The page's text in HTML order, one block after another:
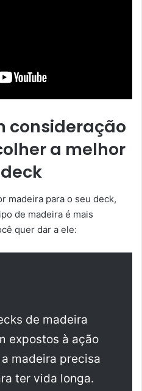
consideração
a melhor
madeira para o seu deck,
de madeira é mais
quer dar a ele:
de madeira
expostos à ação
madeira precisa
ter vida longa.